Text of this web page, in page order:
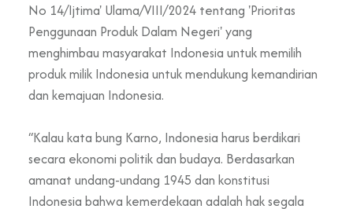
No 14/Ijtima' Ulama/VIII/2024 tentang 'Prioritas
Penggunaan Produk Dalam Negeri' yang
menghimbau masyarakat Indonesia untuk memilih
produk milik Indonesia untuk mendukung kemandirian
dan kemajuan Indonesia.
“Kalau kata bung Karno, Indonesia harus berdikari
secara ekonomi politik dan budaya. Berdasarkan
amanat undang-undang 1945 dan konstitusi
Indonesia bahwa kemerdekaan adalah hak segala